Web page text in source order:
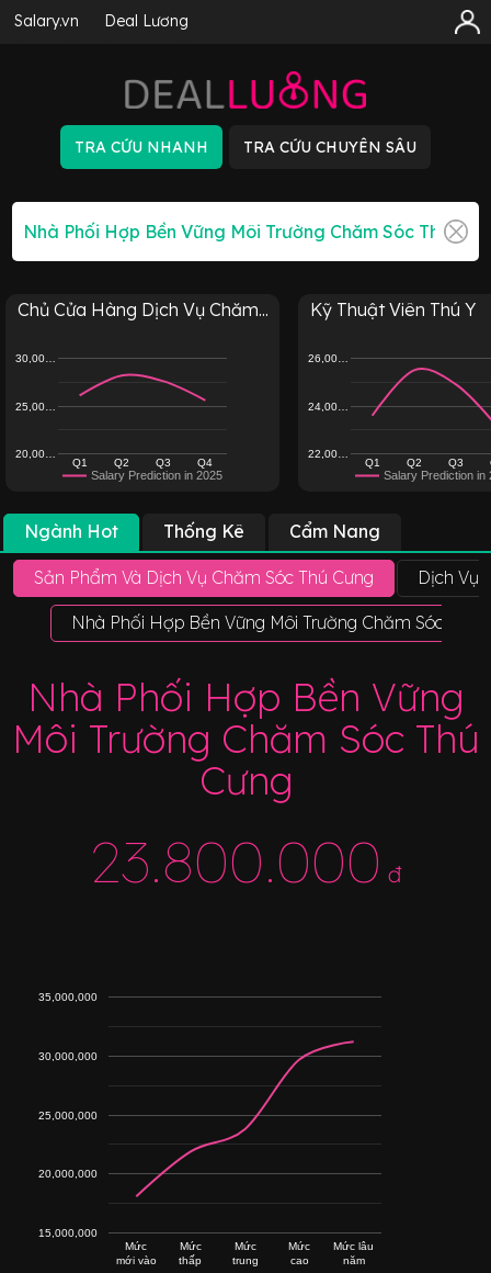
Salary.vn Deal Lương
Chủ Cửa Hàng Dịch Vụ Chăm...
Salary Prediction in 2025
Q1 Q2 Q3 Q4
20,00…
25,00…
30,00…
Kỹ Thuật Viên Thú Y
Salary Prediction in
Q1 Q2 Q3
22,00…
24,00…
26,00…
Ngành Hot Thống Kê Cẩm Nang
Sản Phẩm Và Dịch Vụ Chăm Sóc Thú Cưng Dịch Vụ
Nhà Phối Hợp Bền Vững Môi Trường Chăm Sóc Thú
Nhà Phối Hợp Bền Vững
Môi Trường Chăm Sóc Thú
Cưng
23.800.000 đ
Mức
mới vào
Mức
thấp
Mức
trung
Mức
cao
Mức lâu
năm
15,000,000
20,000,000
25,000,000
30,000,000
35,000,000